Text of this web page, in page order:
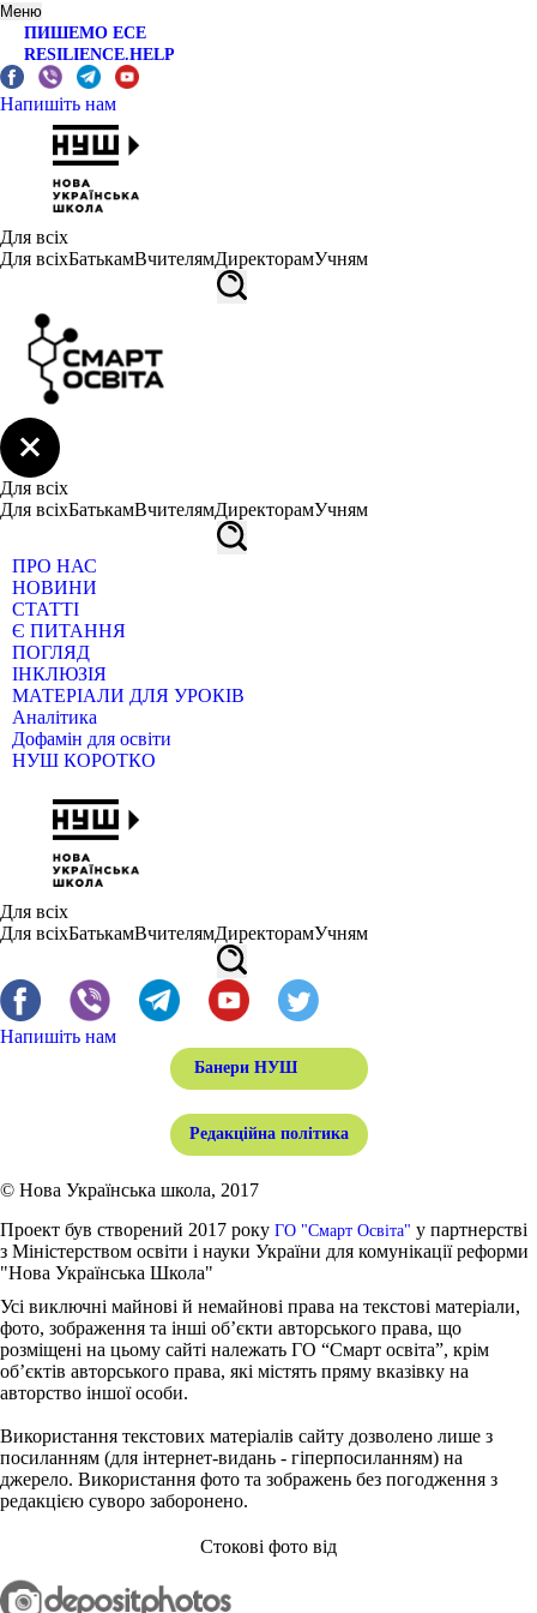
Меню
ПИШЕМО ЕСЕ
RESILIENCE.HELP
Напишіть нам
Для всіх
Для всіхБатькамВчителямДиректорамУчням
Для всіх
Для всіхБатькамВчителямДиректорамУчням
ПРО НАС
НОВИНИ
СТАТТІ
Є ПИТАННЯ
ПОГЛЯД
ІНКЛЮЗІЯ
МАТЕРІАЛИ ДЛЯ УРОКІВ
Аналітика
Дофамін для освіти
НУШ КОРОТКО
Для всіх
Для всіхБатькамВчителямДиректорамУчням
Напишіть нам
Банери НУШ
Редакційна політика
© Нова Українська школа, 2017
Проект був створений 2017 року ГО "Смарт Освіта" у партнерстві
з Міністерством освіти і науки України для комунікації реформи
"Нова Українська Школа"
Усі виключні майнові й немайнові права на текстові матеріали,
фото, зображення та інші об’єкти авторського права, що
розміщені на цьому сайті належать ГО “Смарт освіта”, крім
об’єктів авторського права, які містять пряму вказівку на
авторство іншої особи.
Використання текстових матеріалів сайту дозволено лише з
посиланням (для інтернет-видань - гіперпосиланням) на
джерело. Використання фото та зображень без погодження з
редакцією суворо заборонено.
Стокові фото від